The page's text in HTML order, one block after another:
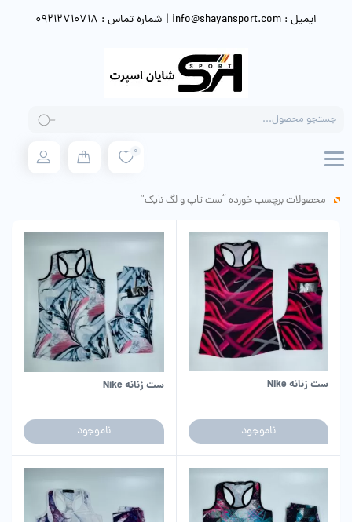
ایمیل : info@shayansport.com | شماره تماس : 09212710718
search
0
محصولات برچسب خورده “ست تاپ و لگ نایک”
ست زنانه Nike
ناموجود
ست زنانه Nike
ناموجود